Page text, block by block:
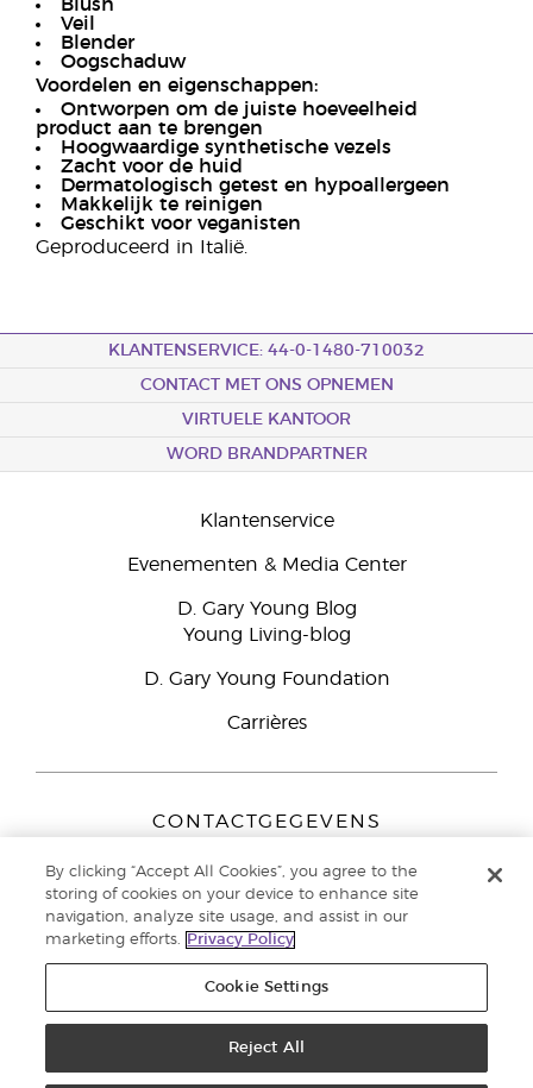
Blush
Veil
Blender
Oogschaduw
Voordelen en eigenschappen:
Ontworpen om de juiste hoeveelheid
product aan te brengen
Hoogwaardige synthetische vezels
Zacht voor de huid
Dermatologisch getest en hypoallergeen
Makkelijk te reinigen
Geschikt voor veganisten
Geproduceerd in Italië.
KLANTENSERVICE: 44-0-1480-710032
CONTACT MET ONS OPNEMEN
VIRTUELE KANTOOR
WORD BRANDPARTNER
Klantenservice
Evenementen & Media Center
D. Gary Young Blog
Young Living-blog
D. Gary Young Foundation
Carrières
CONTACTGEGEVENS
Peizerweg 97
9727 AJ Groningen
Nederland
Klantenservice:44-0-1480-710032
voorbehouden. | Privacybeleid
By clicking “Accept All Cookies”, you agree to the
storing of cookies on your device to enhance site
navigation, analyze site usage, and assist in our
marketing efforts.
Privacy Policy
Cookie Settings
Reject All